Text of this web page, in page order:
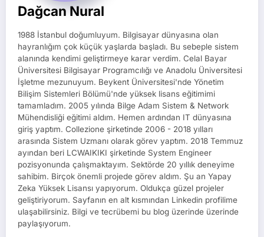
Dağcan Nural
1988 İstanbul doğumluyum. Bilgisayar dünyasına olan
hayranlığım çok küçük yaşlarda başladı. Bu sebeple sistem
alanında kendimi geliştirmeye karar verdim. Celal Bayar
Üniversitesi Bilgisayar Programcılığı ve Anadolu Üniversitesi
İşletme mezunuyum. Beykent Üniversitesi'nde Yönetim
Bilişim Sistemleri Bölümü'nde yüksek lisans eğitimimi
tamamladım. 2005 yılında Bilge Adam Sistem & Network
Mühendisliği eğitimi aldım. Hemen ardından IT dünyasına
giriş yaptım. Collezione şirketinde 2006 - 2018 yılları
arasında Sistem Uzmanı olarak görev yaptım. 2018 Temmuz
ayından beri LCWAIKIKI şirketinde System Engineer
pozisyonunda çalışmaktayım. Sektörde 20 yıllık deneyime
sahibim. Birçok önemli projede görev aldım. Şu an Yapay
Zeka Yüksek Lisansı yapıyorum. Oldukça güzel projeler
geliştiriyorum. Sayfanın en alt kısmından Linkedin profilime
ulaşabilirsiniz. Bilgi ve tecrübemi bu blog üzerinde üzerinde
paylaşıyorum.